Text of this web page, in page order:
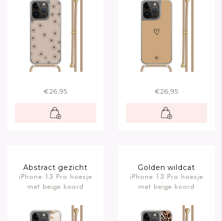
€26,95 €26,95
Abstract gezicht
bruin
iPhone 13 Pro hoesje
met beige koord
Golden wildcat
iPhone 13 Pro hoesje
met beige koord